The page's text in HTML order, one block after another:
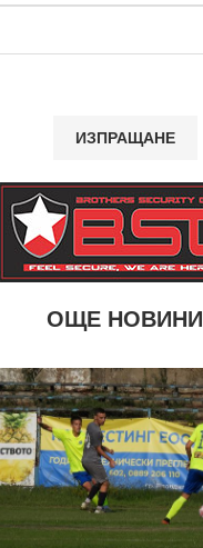
ОЩЕ НОВИНИ